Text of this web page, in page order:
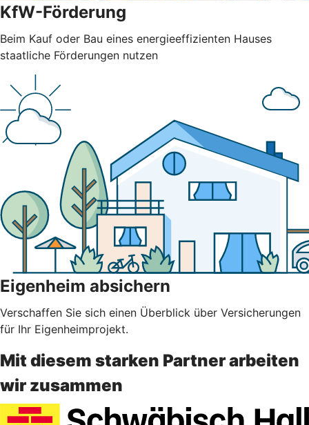
KfW-Förderung
Beim Kauf oder Bau eines energieeffizienten Hauses
staatliche Förderungen nutzen
Eigenheim absichern
Verschaffen Sie sich einen Überblick über Versicherungen
für Ihr Eigenheimprojekt.
Mit diesem starken Partner arbeiten
wir zusammen